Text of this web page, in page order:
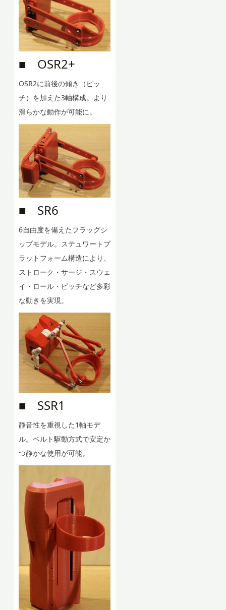
■ OSR2+
OSR2に前後の傾き（ピッ
チ）を加えた3軸構成。より
滑らかな動作が可能に。
■ SR6
6自由度を備えたフラッグシ
ップモデル。ステュワートプ
ラットフォーム構造により、
ストローク・サージ・スウェ
イ・ロール・ピッチなど多彩
な動きを実現。
■ SSR1
静音性を重視した1軸モデ
ル。ベルト駆動方式で安定か
つ静かな使用が可能。